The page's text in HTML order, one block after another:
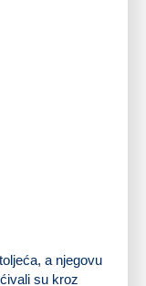
a njegovu
su kroz